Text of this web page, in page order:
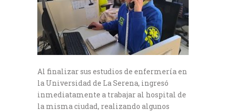
Al finalizar sus estudios de enfermería en
la Universidad de La Serena, ingresó
inmediatamente a trabajar al hospital de
la misma ciudad, realizando algunos